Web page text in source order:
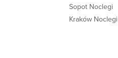
Sopot Noclegi
Kraków Noclegi